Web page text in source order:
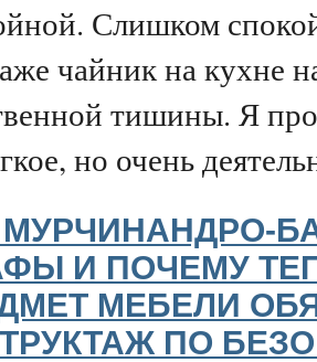
Слишком
чайник на кухне
тишины. Я
но очень
МУРЧИНАНДРО-
И ПОЧЕМУ
МЕБЕЛИ
ПО